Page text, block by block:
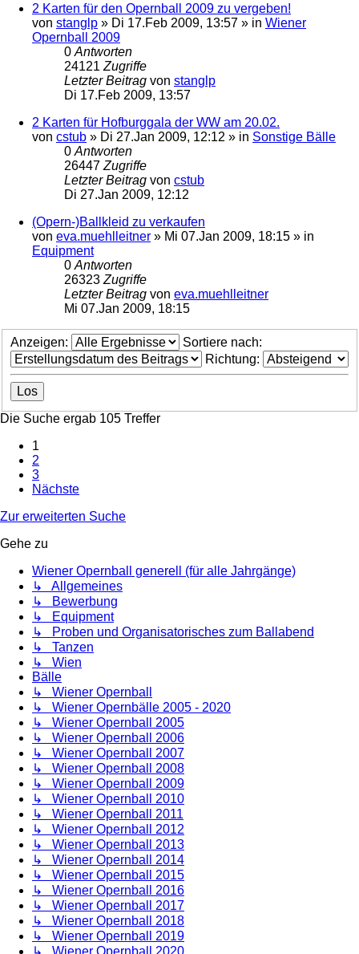
2 Karten für den Opernball 2009 zu vergeben!
von stanglp » Di 17.Feb 2009, 13:57 » in Wiener
Opernball 2009
0 Antworten
24121 Zugriffe
Letzter Beitrag von stanglp
Di 17.Feb 2009, 13:57
2 Karten für Hofburggala der WW am 20.02.
von cstub » Di 27.Jan 2009, 12:12 » in Sonstige Bälle
0 Antworten
26447 Zugriffe
Letzter Beitrag von cstub
Di 27.Jan 2009, 12:12
(Opern-)Ballkleid zu verkaufen
von eva.muehlleitner » Mi 07.Jan 2009, 18:15 » in
Equipment
0 Antworten
26323 Zugriffe
Letzter Beitrag von eva.muehlleitner
Mi 07.Jan 2009, 18:15
Anzeigen:
Sortiere nach:
Richtung:
Die Suche ergab 105 Treffer
1
2
3
Nächste
Zur erweiterten Suche
Gehe zu
Wiener Opernball generell (für alle Jahrgänge)
↳ Allgemeines
↳ Bewerbung
↳ Equipment
↳ Proben und Organisatorisches zum Ballabend
↳ Tanzen
↳ Wien
Bälle
↳ Wiener Opernball
↳ Wiener Opernbälle 2005 - 2020
↳ Wiener Opernball 2005
↳ Wiener Opernball 2006
↳ Wiener Opernball 2007
↳ Wiener Opernball 2008
↳ Wiener Opernball 2009
↳ Wiener Opernball 2010
↳ Wiener Opernball 2011
↳ Wiener Opernball 2012
↳ Wiener Opernball 2013
↳ Wiener Opernball 2014
↳ Wiener Opernball 2015
↳ Wiener Opernball 2016
↳ Wiener Opernball 2017
↳ Wiener Opernball 2018
↳ Wiener Opernball 2019